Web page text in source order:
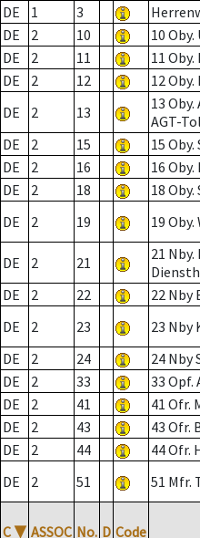
DE
1 3
DE
2 10 10
DE
2 11 11
DE
2 12 12
DE
2 13
13 Oby.
AGT-
DE
2 15 15
DE
2 16 16
DE
2 18 18
DE
2 19 19
DE 2 21
21
DE
2 22 22 Nby
DE
2 23 23 Nby
DE
2 24 24 Nby
DE
2 33 33 Opf.
DE
2 41 41 Ofr.
DE
2 43 43 Ofr.
DE
2 44 44 Ofr.
DE
2 51 51 Mfr.
C ▼ ASSOC No. D Code